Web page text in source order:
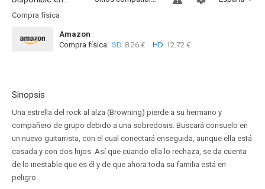
Compra física
Amazon
Compra física: SD 8.26 € HD 12.72 €
Sinopsis
Una estrella del rock al alza (Browning) pierde a su hermano y
compañero de grupo debido a una sobredosis. Buscará consuelo en
un nuevo guitarrista, con el cual conectará enseguida, aunque ella está
casada y con dos hijos. Así que cuando ella lo rechaza, se da cuenta
de lo inestable que es él y de que ahora toda su familia está en
peligro.